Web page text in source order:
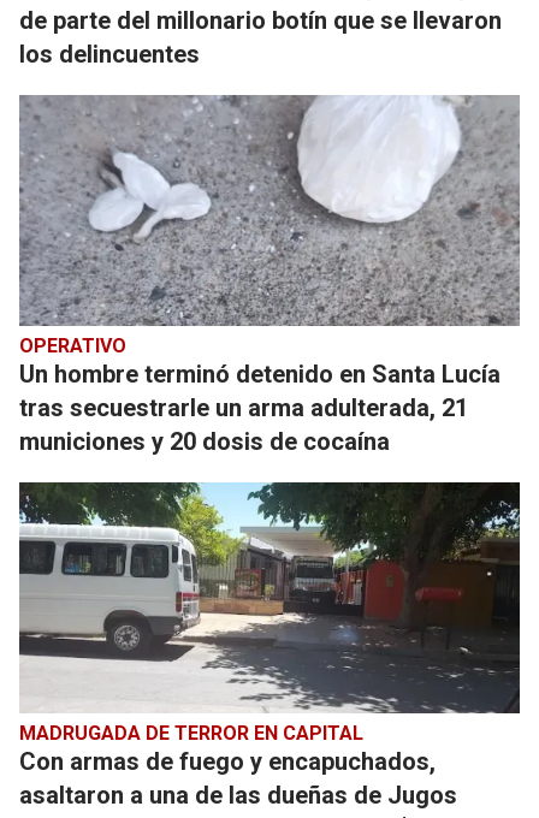
de parte del millonario botín que se llevaron
los delincuentes
OPERATIVO
Un hombre terminó detenido en Santa Lucía
tras secuestrarle un arma adulterada, 21
municiones y 20 dosis de cocaína
MADRUGADA DE TERROR EN CAPITAL
Con armas de fuego y encapuchados,
asaltaron a una de las dueñas de Jugos